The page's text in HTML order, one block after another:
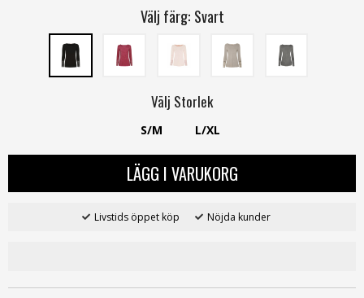
Välj färg: Svart
Välj Storlek
S/M L/XL
LÄGG I VARUKORG
Livstids öppet köp Nöjda kunder